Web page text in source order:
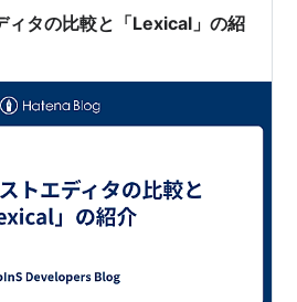
ィタの比較と「Lexical」の紹